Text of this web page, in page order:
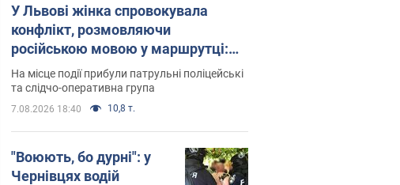
У Львові жінка спровокувала
конфлікт, розмовляючи
російською мовою у маршрутці:
поліція склала адмінпротокол.
Відео
На місце події прибули патрульні поліцейські
та слідчо-оперативна група
7.08.2026 18:40 10,8 т.
"Воюють, бо дурні": у
Чернівцях водій